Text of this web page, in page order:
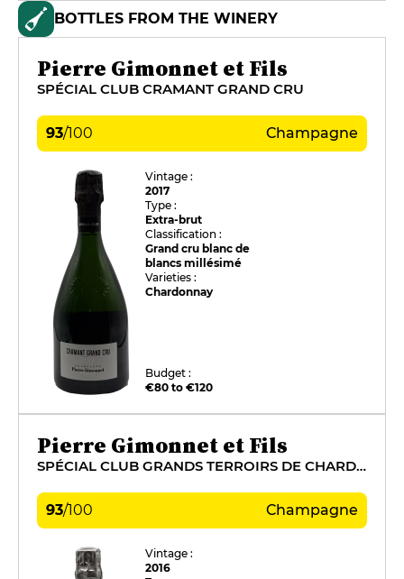
BOTTLES FROM THE WINERY
Pierre Gimonnet et Fils
SPÉCIAL CLUB CRAMANT GRAND CRU
93/100 Champagne
Vintage :
2017
Type :
Extra-brut
Classification :
Grand cru blanc de
blancs millésimé
Varieties :
Chardonnay
Budget :
€80 to €120
Pierre Gimonnet et Fils
SPÉCIAL CLUB GRANDS TERROIRS DE CHARDONNAY
93/100 Champagne
Vintage :
2016